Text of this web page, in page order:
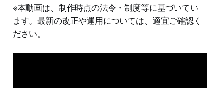
※本動画は、制作時点の法令・制度等に基づいてい
ます。最新の改正や運用については、適宜ご確認く
ださい。